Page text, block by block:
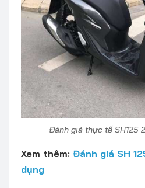
Đánh giá thực tế SH125
Xem thêm: Đánh giá SH
dụng